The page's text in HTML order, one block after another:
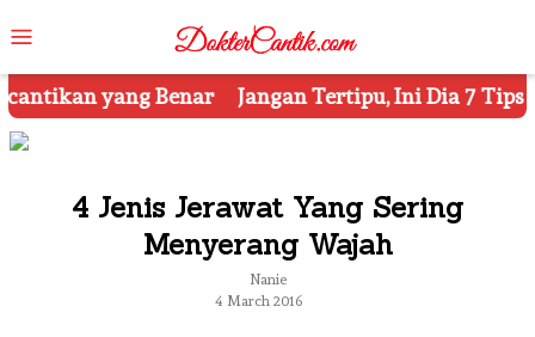
to
contentMenu
Tertipu, Ini Dia 7 Tips Mengetahui Kosmetik
4 Jenis Jerawat Yang Sering
Menyerang Wajah
Nanie
4 March 2016